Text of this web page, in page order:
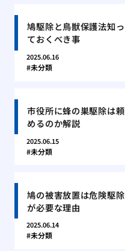
鳩駆除と鳥獣保護法知っ
ておくべき事
2025.06.16
未分類
市役所に蜂の巣駆除は頼
めるのか解説
2025.06.15
未分類
鳩の被害放置は危険駆除
が必要な理由
2025.06.14
未分類